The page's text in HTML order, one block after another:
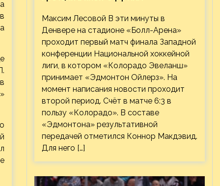
Максим Лесовой В эти минуты в
Денвере на стадионе «Болл-Арена»
проходит первый матч финала Западной
конференции Национальной хоккейной
лиги, в котором «Колорадо Эвеланш»
принимает «Эдмонтон Ойлерз». На
момент написания новости проходит
второй период. Счёт в матче 6:3 в
пользу «Колорадо». В составе
«Эдмонтона» результативной
передачей отметился Коннор Макдэвид.
Для него […]